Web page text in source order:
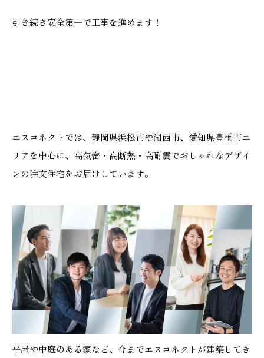
引き続き安全第一で工事を進めます！
エスコネクトでは、静岡県浜松市や湖西市、愛知県豊橋市エ
リアを中心に、高気密・高断熱・高耐震でおしゃれなデザイ
ンの注文住宅をお届けしています。
平屋や中庭のある家など、今までエスコネクトが建築してき